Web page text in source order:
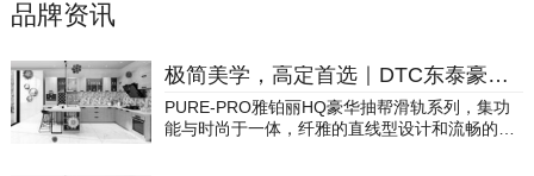
品牌资讯
极简美学，高定首选｜DTC东泰豪华抽帮滑轨成就您高端时尚的橱柜
PURE-PRO雅铂丽HQ豪华抽帮滑轨系列，集功
能与时尚于一体，纤雅的直线型设计和流畅的滑